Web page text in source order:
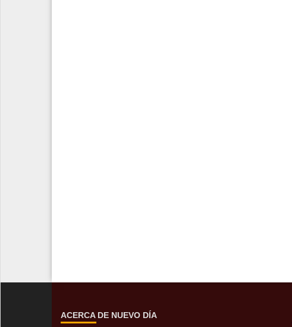
ACERCA DE NUEVO DÍA